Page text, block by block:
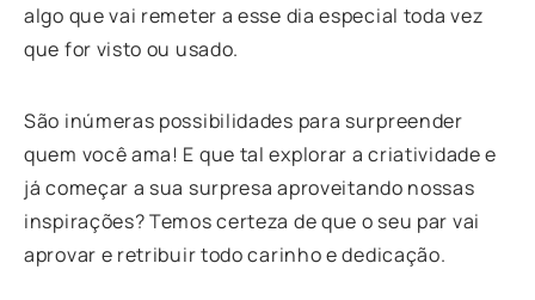
algo que vai remeter a esse dia especial toda vez
que for visto ou usado.
São inúmeras possibilidades para surpreender
quem você ama! E que tal explorar a criatividade e
já começar a sua surpresa aproveitando nossas
inspirações? Temos certeza de que o seu par vai
aprovar e retribuir todo carinho e dedicação.